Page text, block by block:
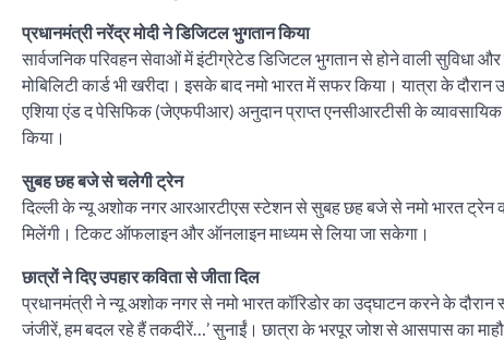
प्रधानमंत्री नरेंद्र मोदी ने डिजिटल भुगतान किया
सार्वजनिक परिवहन सेवाओं में इंटीग्रेटेड डिजिटल भुगतान से होने वाली सुविधा
मोबिलिटी कार्ड भी खरीदा। इसके बाद नमो भारत में सफर किया। यात्रा के
एशिया एंड द पेसिफिक (जेएफपीआर) अनुदान प्राप्त एनसीआरटीसी के व्यावसायिक
किया।
सुबह छह बजे से चलेगी ट्रेन
दिल्ली के न्यू अशोक नगर आरआरटीएस स्टेशन से सुबह छह बजे से नमो भारत ट्रेन
मिलेंगी। टिकट ऑफलाइन और ऑनलाइन माध्यम से लिया जा सकेगा।
छात्रों ने दिए उपहार कविता से जीता दिल
प्रधानमंत्री ने न्यू अशोक नगर से नमो भारत कॉरिडोर का उद्घाटन करने के
जंजीरें, हम बदल रहे हैं तकदीरें…’ सुनाईं। छात्रा के भरपूर जोश से आसपास का